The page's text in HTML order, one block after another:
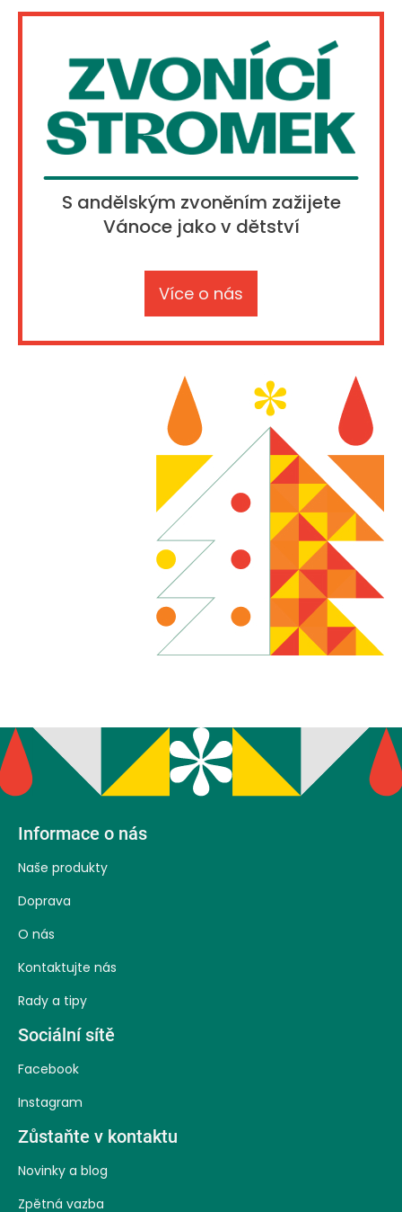
S andělským zvoněním zažijete
Vánoce jako v dětství
Více o nás
Informace o nás
Naše produkty
Doprava
O nás
Kontaktujte nás
Rady a tipy
Sociální sítě
Facebook
Instagram
Zůstaňte v kontaktu
Novinky a blog
Zpětná vazba